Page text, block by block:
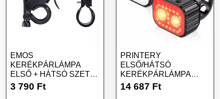
EMOS
KERÉKPÁRLÁMPA
ELSŐ + HÁTSÓ SZETT
1+3 CHIP 3+2XAAA
3 790 Ft
PRINTERY
ELSŐ/HÁTSÓ
KERÉKPÁRLÁMPA
KÉSZLET, 500 LUMEN,
14 687 Ft